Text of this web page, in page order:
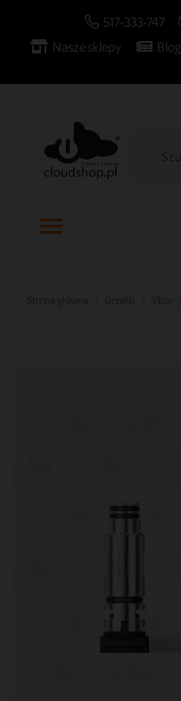
517-333-747
Nasze sklepy
Blog